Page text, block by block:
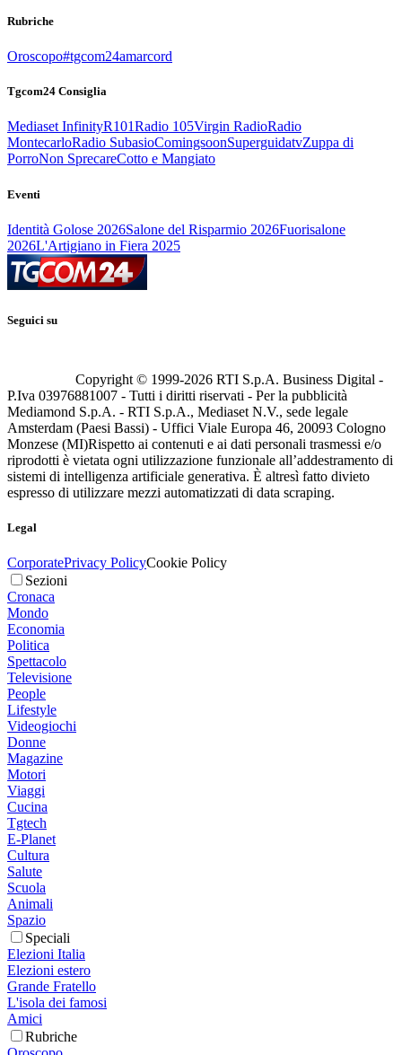
Rubriche
Oroscopo#tgcom24amarcord
Tgcom24 Consiglia
Mediaset InfinityR101Radio 105Virgin RadioRadio
MontecarloRadio SubasioComingsoonSuperguidatvZuppa di
PorroNon SprecareCotto e Mangiato
Eventi
Identità Golose 2026Salone del Risparmio 2026Fuorisalone
2026L'Artigiano in Fiera 2025
Seguici su
Copyright © 1999-2026 RTI S.p.A. Business Digital -
P.Iva 03976881007 - Tutti i diritti riservati - Per la pubblicità
Mediamond S.p.A. - RTI S.p.A., Mediaset N.V., sede legale
Amsterdam (Paesi Bassi) - Uffici Viale Europa 46, 20093 Cologno
Monzese (MI)Rispetto ai contenuti e ai dati personali trasmessi e/o
riprodotti è vietata ogni utilizzazione funzionale all’addestramento di
sistemi di intelligenza artificiale generativa. È altresì fatto divieto
espresso di utilizzare mezzi automatizzati di data scraping.
Legal
CorporatePrivacy PolicyCookie Policy
Sezioni
Cronaca
Mondo
Economia
Politica
Spettacolo
Televisione
People
Lifestyle
Videogiochi
Donne
Magazine
Motori
Viaggi
Cucina
Tgtech
E-Planet
Cultura
Salute
Scuola
Animali
Spazio
Speciali
Elezioni Italia
Elezioni estero
Grande Fratello
L'isola dei famosi
Amici
Rubriche